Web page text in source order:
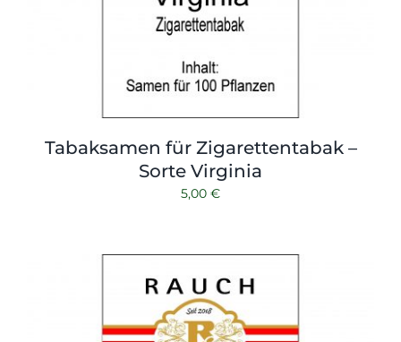
Tabaksamen für Zigarettentabak –
Sorte Virginia
5,00 €